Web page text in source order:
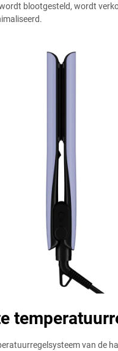
blootgesteld, wordt
van de